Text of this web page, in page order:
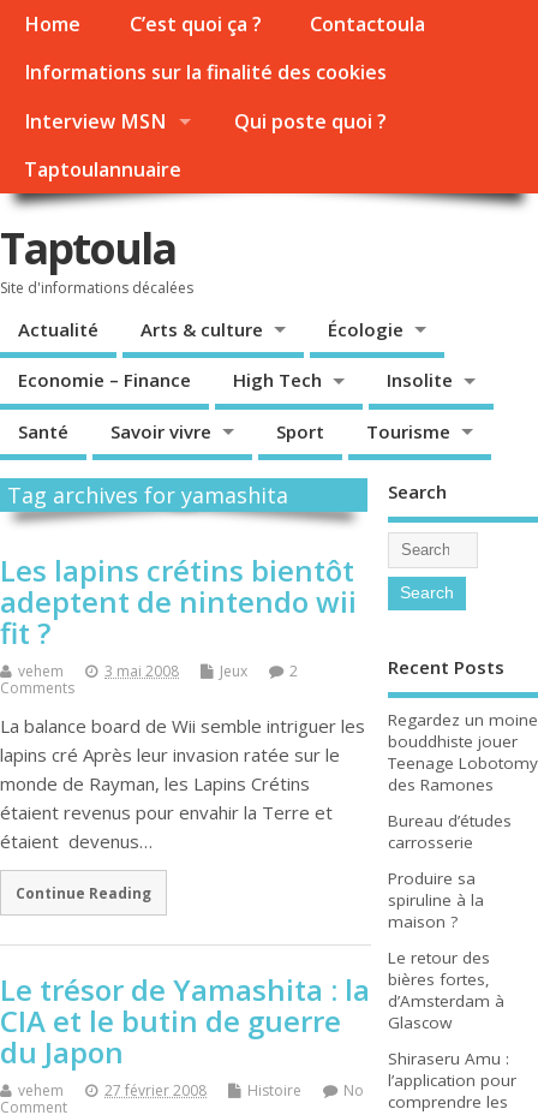
Home C’est quoi ça ?
Contactoula
Informations sur la finalité des cookies
Interview MSN
Qui poste quoi ?
Taptoulannuaire
Taptoula
Site d'informations décalées
Actualité Arts & culture Écologie
Economie – Finance High Tech Insolite
Santé Savoir vivre Sport Tourisme
Tag archives for yamashita
Les lapins crétins bientôt
adeptent de nintendo wii
fit ?
vehem 3 mai 2008 Jeux
2
Comments
La balance board de Wii semble intriguer les
lapins cré Après leur invasion ratée sur le
monde de Rayman, les Lapins Crétins
étaient revenus pour envahir la Terre et
étaient devenus…
Continue Reading
Le trésor de Yamashita : la
CIA et le butin de guerre
du Japon
vehem 27 février 2008 Histoire
No
Comment
Search
Recent Posts
Regardez un moine
bouddhiste jouer
Teenage Lobotomy
des Ramones
Bureau d’études
carrosserie
Produire sa
spiruline à la
maison ?
Le retour des
bières fortes,
d’Amsterdam à
Glascow
Shiraseru Amu :
l’application pour
comprendre les